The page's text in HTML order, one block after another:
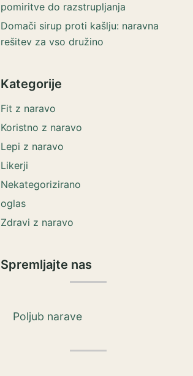
pomiritve do razstrupljanja
Domači sirup proti kašlju: naravna
rešitev za vso družino
Kategorije
Fit z naravo
Koristno z naravo
Lepi z naravo
Likerji
Nekategorizirano
oglas
Zdravi z naravo
Spremljajte nas
Poljub narave